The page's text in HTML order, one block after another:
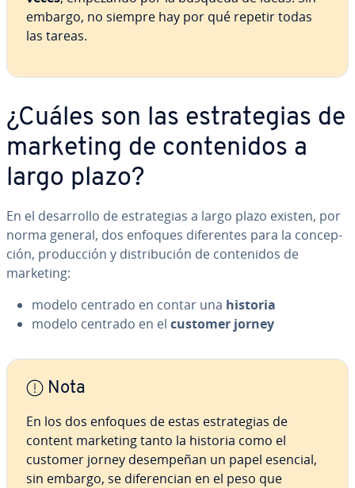
embargo, no siempre hay por qué repetir todas
las tareas.
¿Cuáles son las es­tra­te­gias de
marketing de co­n­te­ni­dos a
largo plazo?
En el de­sa­rro­llo de es­tra­te­gias a largo plazo existen, por
norma general, dos enfoques di­fe­re­n­tes para la co­n­ce­p­
ción, pro­du­c­ción y di­s­tri­bu­ción de co­n­te­ni­dos de
marketing:
modelo centrado en contar una historia
modelo centrado en el customer jorney
Nota
En los dos enfoques de estas es­tra­te­gias de
content marketing tanto la historia como el
customer jorney de­sem­pe­ñan un papel esencial,
sin embargo, se di­fe­re­n­cian en el peso que